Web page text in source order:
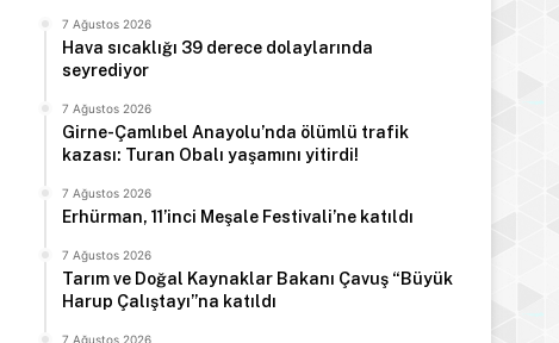
7 Ağustos 2026
Hava sıcaklığı 39 derece dolaylarında
seyrediyor
7 Ağustos 2026
Girne-Çamlıbel Anayolu’nda ölümlü trafik
kazası: Turan Obalı yaşamını yitirdi!
7 Ağustos 2026
Erhürman, 11’inci Meşale Festivali’ne katıldı
7 Ağustos 2026
Tarım ve Doğal Kaynaklar Bakanı Çavuş “Büyük
Harup Çalıştayı”na katıldı
7 Ağustos 2026